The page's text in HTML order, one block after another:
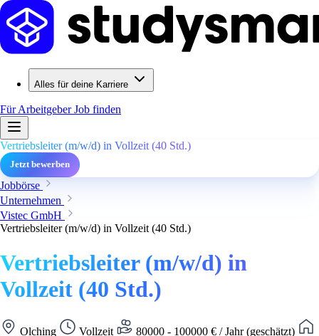
Alles für deine Karriere
Für ArbeitgeberJob finden
Vertriebsleiter (m/w/d) in Vollzeit (40 Std.)
Jetzt bewerben
Jobbörse
Unternehmen
Vistec GmbH
Vertriebsleiter (m/w/d) in Vollzeit (40 Std.)
Vertriebsleiter (m/w/d) in
Vollzeit (40 Std.)
Olching Vollzeit
80000 - 100000 € / Jahr (geschätzt)